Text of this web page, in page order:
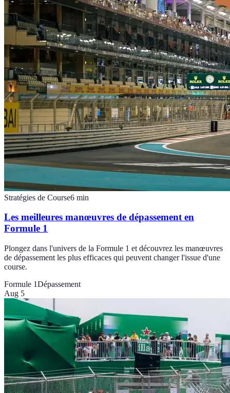
Stratégies de Course6 min
Les meilleures manœuvres de dépassement en
Formule 1
Plongez dans l'univers de la Formule 1 et découvrez les manœuvres
de dépassement les plus efficaces qui peuvent changer l'issue d'une
course.
Formule 1Dépassement
Aug 5